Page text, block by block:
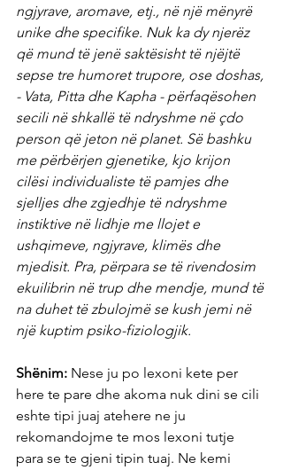
ngjyrave, aromave, etj., në një mënyrë
unike dhe specifike. Nuk ka dy njerëz
që mund të jenë saktësisht të njëjtë
sepse tre humoret trupore, ose doshas, ​​
- Vata, Pitta dhe Kapha - përfaqësohen
secili në shkallë të ndryshme në çdo
person që jeton në planet. Së bashku
me përbërjen gjenetike, kjo krijon
cilësi individualiste të pamjes dhe
sjelljes dhe zgjedhje të ndryshme
instiktive në lidhje me llojet e
ushqimeve, ngjyrave, klimës dhe
mjedisit. Pra, përpara se të rivendosim
ekuilibrin në trup dhe mendje, mund të
na duhet të zbulojmë se kush jemi në
një kuptim psiko-fiziologjik.
Shënim: Nese ju po lexoni kete per
here te pare dhe akoma nuk dini se cili
eshte tipi juaj atehere ne ju
rekomandojme te mos lexoni tutje
para se te gjeni tipin tuaj. Ne kemi